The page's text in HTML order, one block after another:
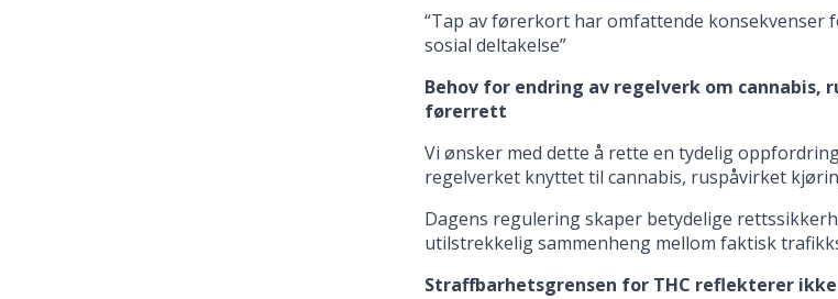
“Tap av førerkort har omfattende
sosial deltakelse”
Behov for endring av regelverk om
førerrett
Vi ønsker med dette å rette en tydelig
regelverket knyttet til cannabis, ruspåvirket
Dagens regulering skaper betydelige
utilstrekkelig sammenheng mellom faktisk
Straffbarhetsgrensen for THC reflekterer